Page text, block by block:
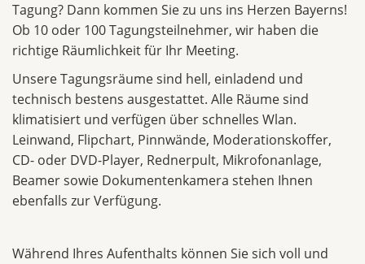
Tagung? Dann kommen Sie zu uns ins Herzen Bayerns!
Ob 10 oder 100 Tagungsteilnehmer, wir haben die
richtige Räumlichkeit für Ihr Meeting.
Unsere Tagungsräume sind hell, einladend und
technisch bestens ausgestattet. Alle Räume sind
klimatisiert und verfügen über schnelles Wlan.
Leinwand, Flipchart, Pinnwände, Moderationskoffer,
CD- oder DVD-Player, Rednerpult, Mikrofonanlage,
Beamer sowie Dokumentenkamera stehen Ihnen
ebenfalls zur Verfügung.
Während Ihres Aufenthalts können Sie sich voll und